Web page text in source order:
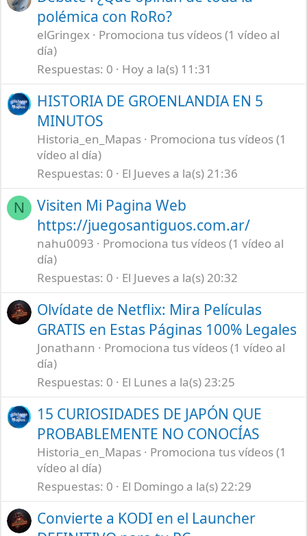
polémica con RoRo?
elGringex
Promociona tus vídeos (1 vídeo al
día)
Respuestas 0 Hoy a la(s) 11:31
HISTORIA DE GROENLANDIA EN 5
MINUTOS
Historia_en_Mapas
Promociona tus vídeos (1
vídeo al día)
Respuestas 0 El Jueves a la(s) 21:36
N
Visiten Mi Pagina Web
https://juegosantiguos.com.ar/
nahu0093
Promociona tus vídeos (1 vídeo al
día)
Respuestas 0 El Jueves a la(s) 20:32
Olvídate de Netflix: Mira Películas
GRATIS en Estas Páginas 100% Legales
Jonathann
Promociona tus vídeos (1 vídeo al
día)
Respuestas 0 El Lunes a la(s) 23:25
15 CURIOSIDADES DE JAPÓN QUE
PROBABLEMENTE NO CONOCÍAS
Historia_en_Mapas
Promociona tus vídeos (1
vídeo al día)
Respuestas 0 El Domingo a la(s) 22:29
Convierte a KODI en el Launcher